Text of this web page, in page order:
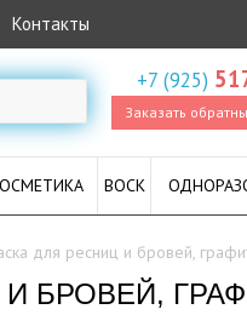
Контакты
+7 (925)
Заказать
ВОСК
для ресниц и бровей,
БРОВЕЙ,